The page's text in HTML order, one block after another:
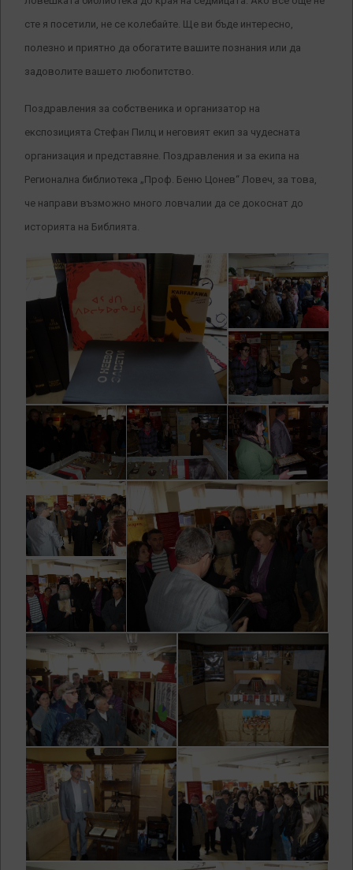
сте я посетили, не се колебайте. Ще ви бъде интересно,
полезно и приятно да обогатите вашите познания или да
задоволите вашето любопитство.
Поздравления за собственика и организатор на
експозицията Стефан Пилц и неговият екип за чудесната
организация и представяне. Поздравления и за екипа на
Регионална библиотека „Проф. Беню Цонев“ Ловеч, за това,
че направи възможно много ловчалии да се докоснат до
историята на Библията.